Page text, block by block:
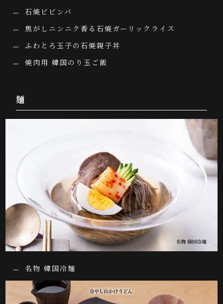
石焼ビビンバ
焦がしニンニク香る石焼ガーリックライス
ふわとろ玉子の石焼親子丼
焼肉用 韓国のり玉ご飯
麺
名物 韓国冷麺